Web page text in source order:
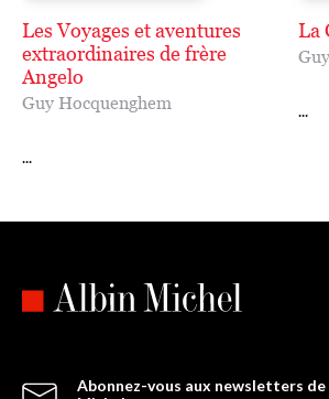
Les Voyages et aventures
extraordinaires de frère
Angelo
Guy Hocquenghem
...
La
...
Abonnez-vous aux newsletters de